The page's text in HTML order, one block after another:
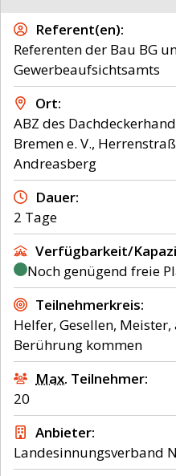
Referent(en)
Referenten der Bau BG
Gewerbeaufsichtsamts
Ort
ABZ des
Bremen e. V.,
Andreasberg
Dauer
2 Tage
Verfügbarkeit/
Noch genügend freie
Teilnehmerkreis
Helfer, Gesellen,
Berührung kommen
Max. Teilnehmer
20
Anbieter
Landesinnungsverband